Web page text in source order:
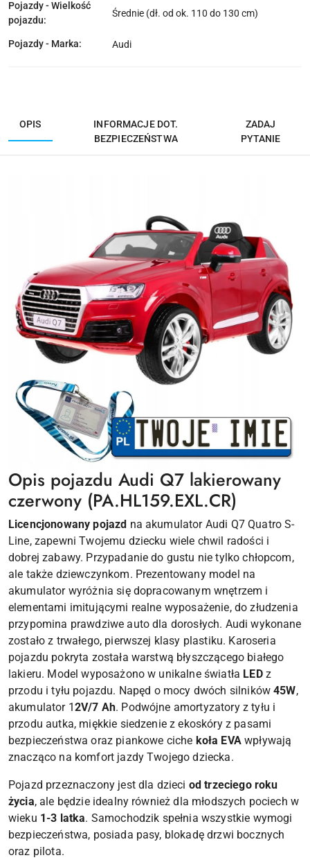
Pojazdy - Wielkość
pojazdu:
Średnie (dł. od ok. 110 do 130 cm)
Pojazdy - Marka: Audi
OPIS
INFORMACJE DOT.
BEZPIECZEŃSTWA
ZADAJ
PYTANIE
Opis pojazdu Audi Q7 lakierowany
czerwony (PA.HL159.EXL.CR)
Licencjonowany pojazd na akumulator Audi Q7 Quatro S-
Line, zapewni Twojemu dziecku wiele chwil radości i
dobrej zabawy. Przypadanie do gustu nie tylko chłopcom,
ale także dziewczynkom. Prezentowany model na
akumulator wyróżnia się dopracowanym wnętrzem i
elementami imitującymi realne wyposażenie, do złudzenia
przypomina prawdziwe auto dla dorosłych. Audi wykonane
zostało z trwałego, pierwszej klasy plastiku. Karoseria
pojazdu pokryta została warstwą błyszczącego białego
lakieru. Model wyposażono w unikalne światła LEDz
przodu i tyłu pojazdu. Napęd o mocy dwóch silników45W,
akumulator 12V/7 Ah. Podwójne amortyzatory z tyłu i
przodu autka, miękkie siedzenie z ekoskóry z pasami
bezpieczeństwa oraz piankowe ciche koła EVAwpływają
znacząco na komfort jazdy Twojego dziecka.
Pojazd przeznaczony jest dla dzieci od trzeciego roku
życia, ale będzie idealny również dla młodszych pociech w
wieku 1-3 latka. Samochodzik spełnia wszystkie wymogi
bezpieczeństwa, posiada pasy, blokadę drzwi bocznych
oraz pilota.